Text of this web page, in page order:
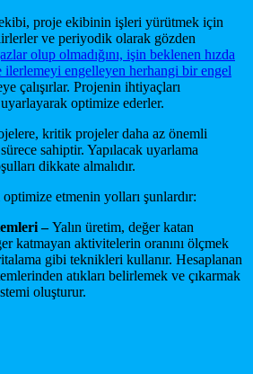
proje ekibinin işleri yürütmek için
ve periyodik olarak gözden
olup olmadığını, işin beklenen hızda
engelleyen herhangi bir engel
çalışırlar. Projenin ihtiyaçları
optimize ederler.
kritik projeler daha az önemli
sahiptir. Yapılacak uyarlama
dikkate almalıdır.
optimize etmenin yolları şunlardır:
–Yalın üretim, değer katan
katmayan aktivitelerin oranını ölçmek
gibi teknikleri kullanır. Hesaplanan
atıkları belirlemek ve çıkarmak
oluşturur.